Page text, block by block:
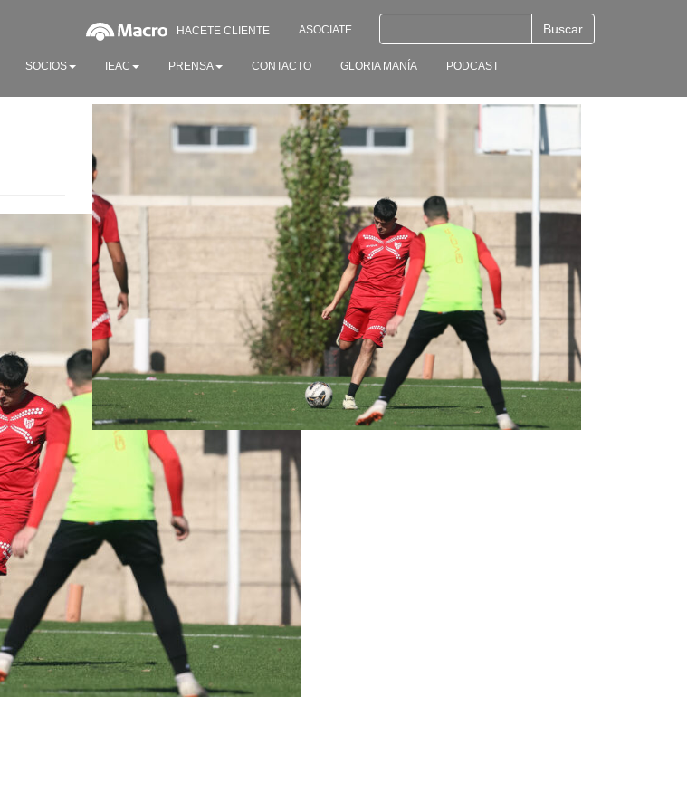
HACETE CLIENTE ASOCIATE
SOCIOS IEAC PRENSA CONTACTO GLORIA MANÍA PODCAST